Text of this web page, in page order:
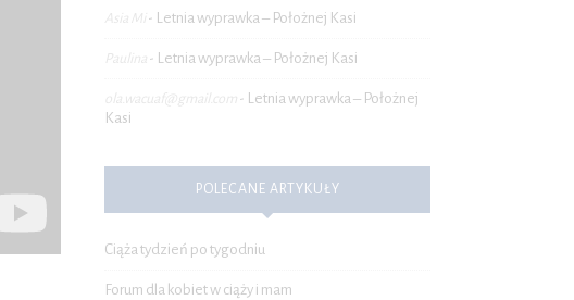
Asia Mi - Letnia wyprawka – Położnej Kasi
Paulina - Letnia wyprawka – Położnej Kasi
ola.wacuaf@gmail.com - Letnia wyprawka – Położnej
Kasi
POLECANE ARTYKUŁY
Ciąża tydzień po tygodniu
Forum dla kobiet w ciąży i mam